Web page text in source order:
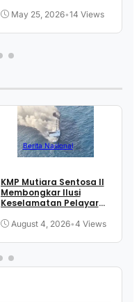
May 25, 2026•14 Views
Berita Nasional
KMP Mutiara Sentosa II
Membongkar Ilusi
Keselamatan Pelayaran
August 4, 2026•4 Views